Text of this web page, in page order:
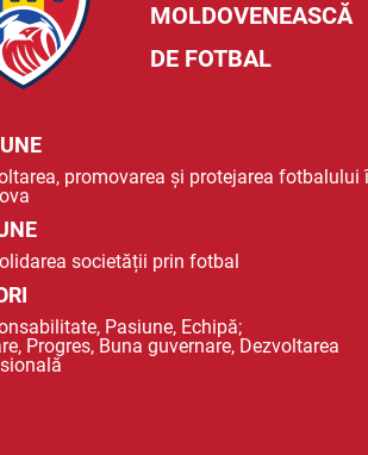
MOLDOVENEASCĂ
DE FOTBAL
promovarea și protejarea fotbalului
societății prin fotbal
Pasiune, Echipă;
Progres, Buna guvernare, Dezvoltarea